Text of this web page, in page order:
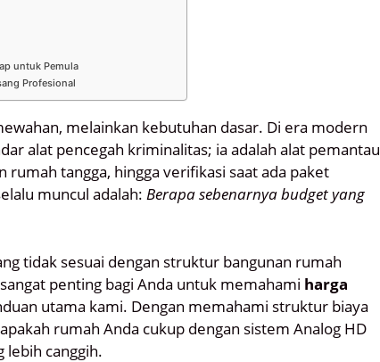
untuk Pemula
Profesional
melainkan kebutuhan dasar. Di era modern
alat pencegah kriminalitas; ia adalah alat pemantau
rumah tangga, hingga verifikasi saat ada paket
muncul adalah: Berapa sebenarnya budget yang
tidak sesuai dengan struktur bangunan rumah
penting bagi Anda untuk memahami harga
utama kami. Dengan memahami struktur biaya
rumah Anda cukup dengan sistem Analog HD
lebih canggih.